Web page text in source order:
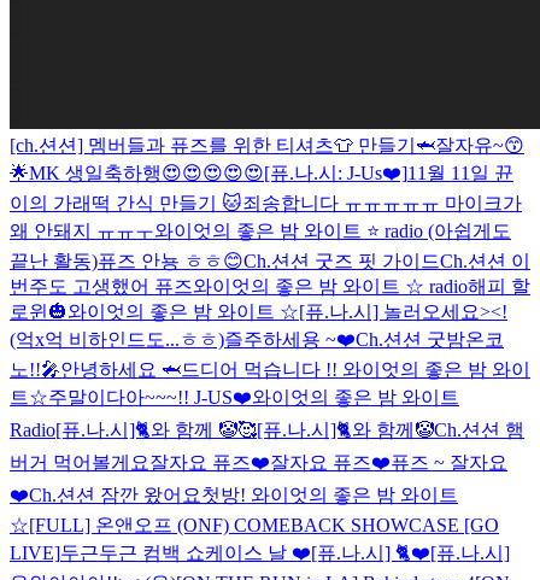
[ch.션션] 멤버들과 퓨즈를 위한 티셔츠👕 만들기🦈잘자유~😙
🌟MK 생일축하행😍😍😍😍😍[퓨.나.시: J-Us❤️]11월 11일 뀬
이의 가래떡 간식 만들기 🐱죄송합니다 ㅠㅠㅠㅠㅠ 마이크가
왜 안돼지 ㅠㅠㅜ와이엇의 좋은 밤 와이트 ⭐️ radio (아쉽게도
끝난 활동)퓨즈 안뇽 ㅎㅎ😊Ch.션션 굿즈 핏 가이드Ch.션션 이
번주도 고생했어 퓨즈와이엇의 좋은 밤 와이트 ☆ radio해피 할
로윈🎃와이엇의 좋은 밤 와이트 ☆[퓨.나.시] 놀러오세요><!
(억x억 비하인드도...ㅎㅎ)즐주하세용 ~❤️Ch.션션 굿밤온코
노!!🎤안녕하세요 🦈드디어 먹습니다 !! 와이엇의 좋은 밤 와이
트☆주말이다아~~~!! J-US❤️와이엇의 좋은 밤 와이트
Radio[퓨.나.시]🐈와 함께 🤡🥰[퓨.나.시]🐈와 함께🤡Ch.션션 햄
버거 먹어볼게요잘자요 퓨즈❤️잘자요 퓨즈❤️퓨즈 ~ 잘자요
❤️Ch.션션 잠깐 왔어요첫방! 와이엇의 좋은 밤 와이트
☆[FULL] 온앤오프 (ONF) COMEBACK SHOWCASE [GO
LIVE]두근두근 컴백 쇼케이스 날 ❤️[퓨.나.시] 🐈❤️[퓨.나.시]